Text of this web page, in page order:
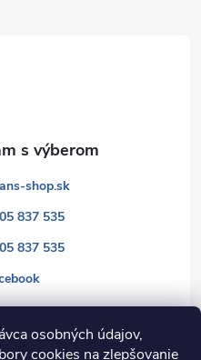
osobných údajov,
cookies na zlepšovanie
shop.sk
837 535
837 535